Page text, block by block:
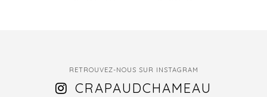
RETROUVEZ-NOUS SUR INSTAGRAM
CRAPAUDCHAMEAU